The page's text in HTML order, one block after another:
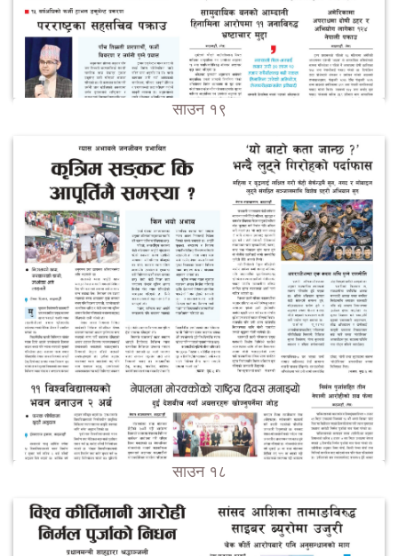
साउन १९
साउन १८